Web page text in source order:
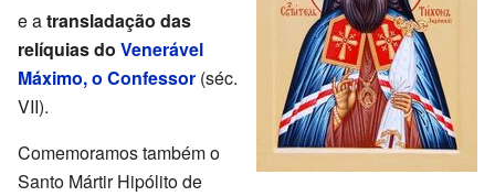
e atransladação das
relíquias do Venerável
Máximo, o Confessor (séc.
VII).
Comemoramos também o
Santo Mártir Hipólito de